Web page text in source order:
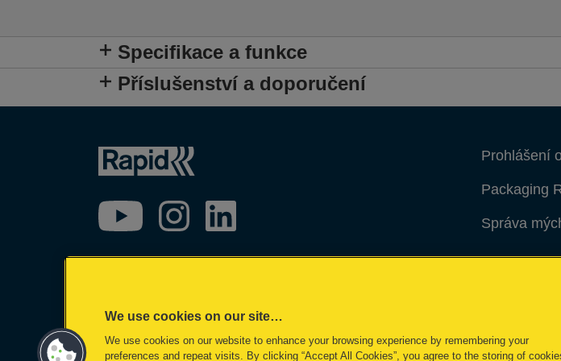
Specifikace a funkce
Příslušenství a doporučení
Prohlášení
Packaging
Správa
©2026 ACCO Brands
We use cookies on our site…
We use cookies on our website to enhance your browsing experience by remembering your
preferences and repeat visits. By clicking “Accept All Cookies”, you agree to the storing of